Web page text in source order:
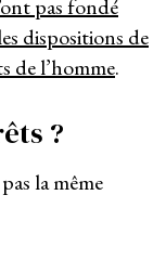
pas fondé
dispositions de
de l’homme.
?
la même